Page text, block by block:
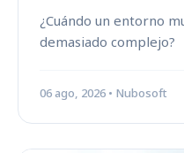
¿Cuándo un entorno
demasiado complejo?
06 ago, 2026 • Nubosoft